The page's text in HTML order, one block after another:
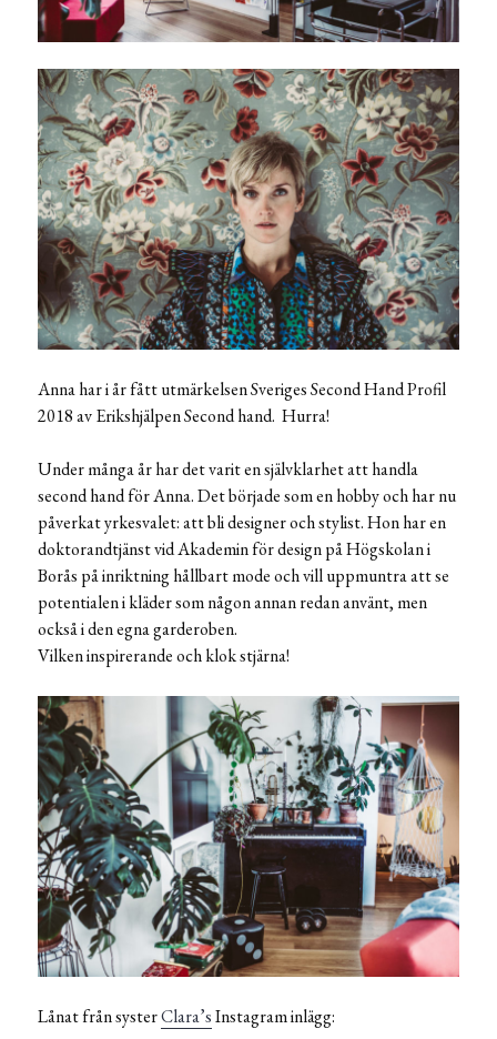
Anna har i år fått utmärkelsen Sveriges Second Hand Profil
2018 av Erikshjälpen Second hand. Hurra!
Under många år har det varit en självklarhet att handla
second hand för Anna. Det började som en hobby och har nu
påverkat yrkesvalet: att bli designer och stylist. Hon har en
doktorandtjänst vid Akademin för design på Högskolan i
Borås på inriktning hållbart mode och vill uppmuntra att se
potentialen i kläder som någon annan redan använt, men
också i den egna garderoben.
Vilken inspirerande och klok stjärna!
Lånat från systerClara’sInstagram inlägg: